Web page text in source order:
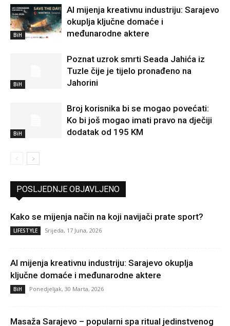
BiH
AI mijenja kreativnu industriju: Sarajevo
okuplja ključne domaće i
međunarodne aktere
BiH
Poznat uzrok smrti Seada Jahića iz
Tuzle čije je tijelo pronađeno na
Jahorini
BiH
Broj korisnika bi se mogao povećati:
Ko bi još mogao imati pravo na dječiji
dodatak od 195 KM
POSLJEDNJE OBJAVLJENO
Kako se mijenja način na koji navijači prate sport?
LIFESTYLE Srijeda, 17 Juna, 2026
AI mijenja kreativnu industriju: Sarajevo okuplja
ključne domaće i međunarodne aktere
BiH Ponedjeljak, 30 Marta, 2026
Masaža Sarajevo – popularni spa ritual jedinstvenog